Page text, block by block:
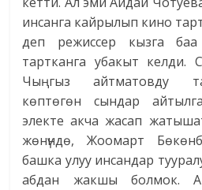
инсанга кайрылып кино
деп режиссер кызга
тартканга убакыт келди.
Чыңгыз айтматовду
көптөгөн сындар
электе акча жасап
жөнүндө, Жоомарт
башка улуу инсандар
абдан жакшы болмок.